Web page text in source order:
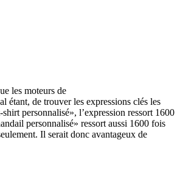
les moteurs de
étant, de trouver les expressions clés les
personnalisé», l’expression ressort 1600
personnalisé» ressort aussi 1600 fois
Il serait donc avantageux de